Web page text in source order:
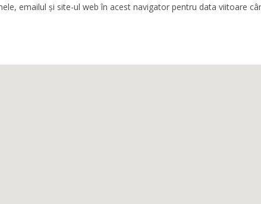
emailul și site-ul web în acest navigator pentru data viitoare